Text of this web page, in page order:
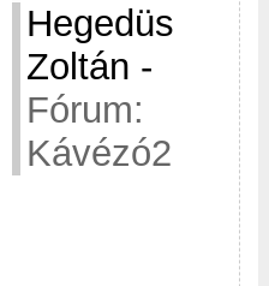
Hegedüs
Zoltán -
Fórum:
Kávézó2